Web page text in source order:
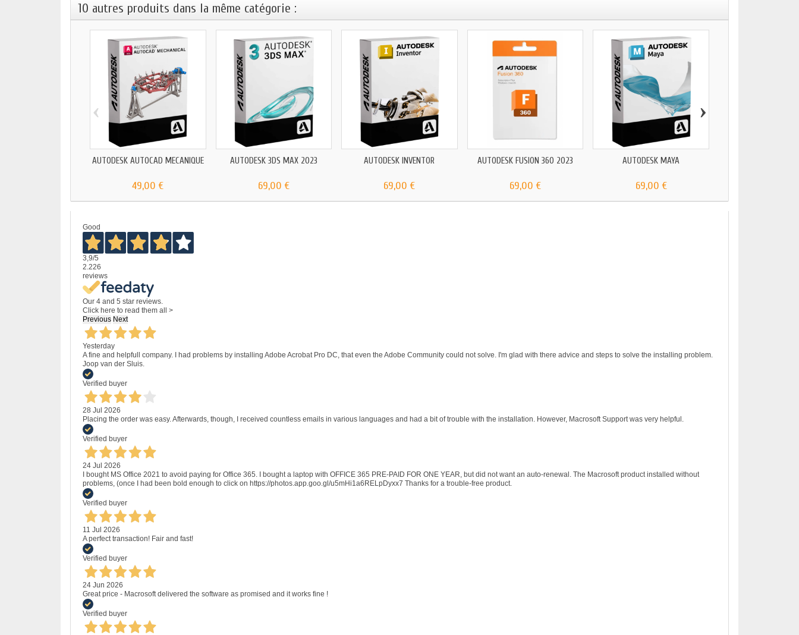
10 autres produits dans la même catégorie :
AUTODESK AUTOCAD MÉCANIQUE
49,00 €
AUTODESK 3DS MAX 2023
69,00 €
AUTODESK INVENTOR
69,00 €
AUTODESK FUSION 360 2023
69,00 €
AUTODESK MAYA
69,00 €
‹ ›
Good
3,9/5
2.226
reviews
Our 4 and 5 star reviews.
Click here to read them all >
Previous Next
Yesterday
A fine and helpfull company. I had problems by installing Adobe Acrobat Pro DC, that even the Adobe Community could not solve. I'm glad with there advice and steps to solve the installing problem.
Joop van der Sluis.
Verified buyer
28 Jul 2026
Placing the order was easy. Afterwards, though, I received countless emails in various languages and had a bit of trouble with the installation. However, Macrosoft Support was very helpful.
Verified buyer
24 Jul 2026
I bought MS Office 2021 to avoid paying for Office 365. I bought a laptop with OFFICE 365 PRE-PAID FOR ONE YEAR, but did not want an auto-renewal. The Macrosoft product installed without
problems, (once I had been bold enough to click on https://photos.app.goo.gl/u5mHi1a6RELpDyxx7 Thanks for a trouble-free product.
Verified buyer
11 Jul 2026
A perfect transaction! Fair and fast!
Verified buyer
24 Jun 2026
Great price - Macrosoft delivered the software as promised and it works fine !
Verified buyer